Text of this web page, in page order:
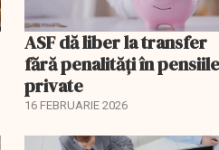
ASF dă liber la transfer
fără penalități în pensiile
private
16 FEBRUARIE 2026